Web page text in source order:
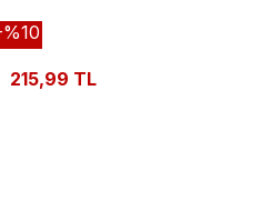
10
215,99 TL